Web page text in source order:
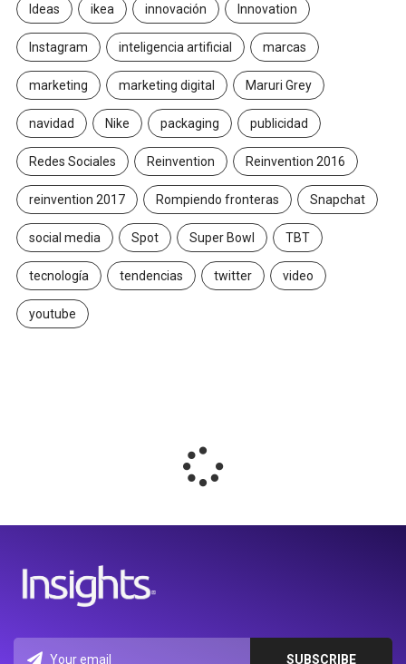
Ideas ikea innovación Innovation
Instagram inteligencia artificial marcas
marketing marketing digital Maruri Grey
navidad Nike packaging publicidad
Redes Sociales Reinvention Reinvention 2016
reinvention 2017 Rompiendo fronteras Snapchat
social media Spot Super Bowl TBT
tecnología tendencias twitter video
youtube